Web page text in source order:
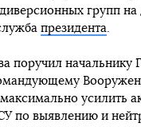
групп на
президента.
поручил начальнику
усилить
по выявлению и